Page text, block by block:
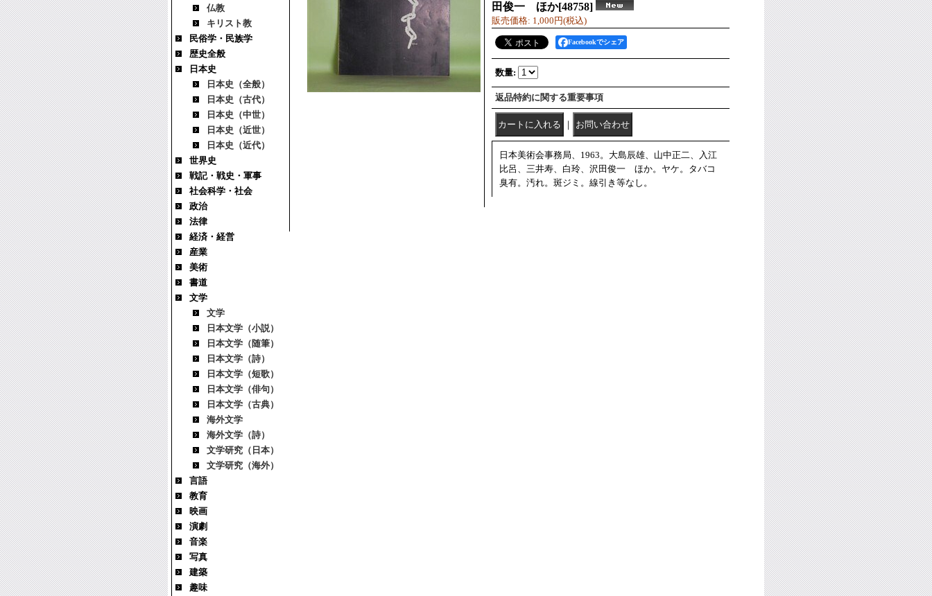
仏教
キリスト教
民俗学・民族学
歴史全般
日本史
日本史（全般）
日本史（古代）
日本史（中世）
日本史（近世）
日本史（近代）
世界史
戦記・戦史・軍事
社会科学・社会
政治
法律
経済・経営
産業
美術
書道
文学
文学
日本文学（小説）
日本文学（随筆）
日本文学（詩）
日本文学（短歌）
日本文学（俳句）
日本文学（古典）
海外文学
海外文学（詩）
文学研究（日本）
文学研究（海外）
言語
教育
映画
演劇
音楽
写真
建築
趣味
田俊一 ほか[48758]
販売価格: 1,000円(税込)
Facebookでシェア
数量:
返品特約に関する重要事項
｜
日本美術会事務局、1963。大島辰雄、山中正二、入江
比呂、三井寿、白玲、沢田俊一 ほか。ヤケ。タバコ
臭有。汚れ。斑ジミ。線引き等なし。